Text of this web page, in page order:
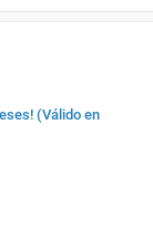
(Válido en